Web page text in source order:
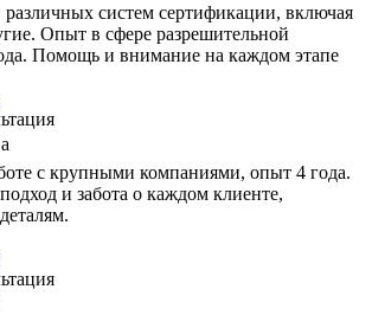
различных систем сертификации, включая
Опыт в сфере разрешительной
Помощь и внимание на каждом этапе
с крупными компаниями, опыт 4 года.
и забота о каждом клиенте,